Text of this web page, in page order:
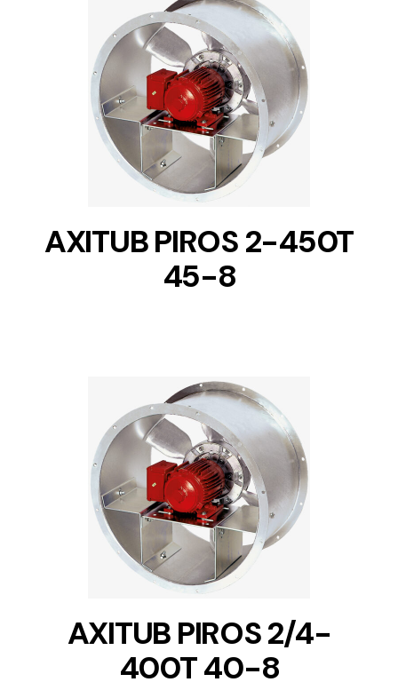
DETAILS
AXITUB PIROS 2-450T
45-8
DETAILS
AXITUB PIROS 2/4-
400T 40-8